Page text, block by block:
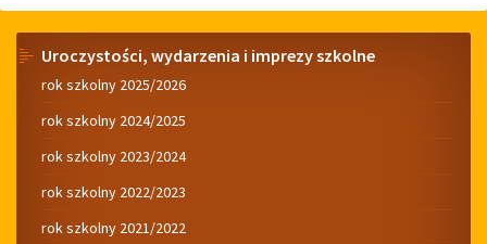
Menu
Uroczystości, wydarzenia i imprezy szkolne
rok szkolny 2025/2026
rok szkolny 2024/2025
rok szkolny 2023/2024
rok szkolny 2022/2023
rok szkolny 2021/2022